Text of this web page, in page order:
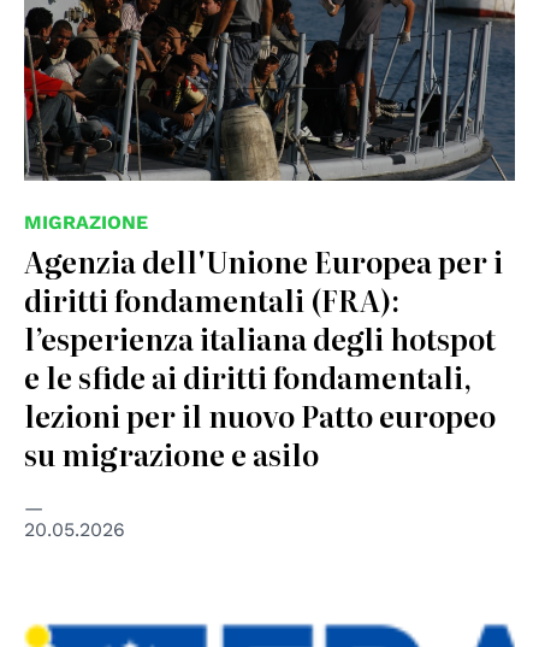
MIGRAZIONE
Agenzia dell'Unione Europea per i
diritti fondamentali (FRA):
l’esperienza italiana degli hotspot
e le sfide ai diritti fondamentali,
lezioni per il nuovo Patto europeo
su migrazione e asilo
20.05.2026